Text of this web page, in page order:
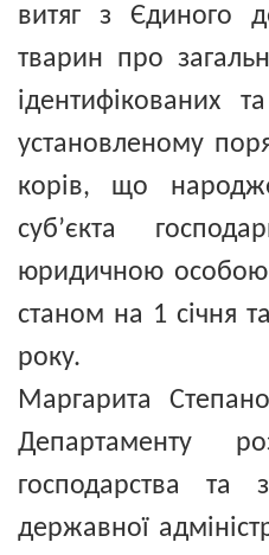
витяг з Єдиного
тварин про
ідентифікованих
установленому
корів, що
суб’єкта
юридичною особою
станом на 1 січня
року.
Маргарита
Департаменту
господарства та
державної